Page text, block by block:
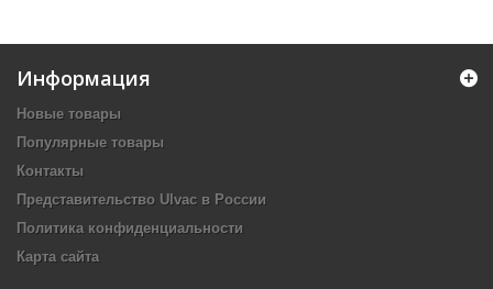
Информация
Новые товары
Популярные товары
Контакты
Представительство Ulvac в России
Политика конфиденциальности
Карта сайта